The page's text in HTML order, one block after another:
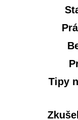
Tipy